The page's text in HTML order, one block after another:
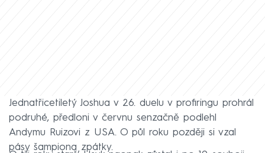
Jednatřicetiletý Joshua v 26. duelu v profiringu prohrál
podruhé, předloni v červnu senzačně podlehl
Andymu Ruizovi z USA. O půl roku později si vzal
pásy šampiona zpátky.